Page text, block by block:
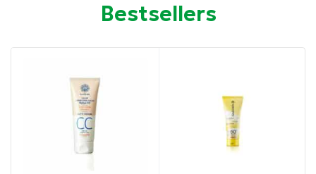
Συσκευασία: 50 ml
Προσφέρει αποτελεσματική προστασία ευρέος
φάσματος έναντι των βλαβερών ακτινών (UVA, UVB,
IR ακτινοβολία και blue light).
Bestsellers